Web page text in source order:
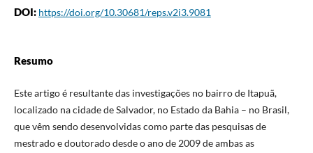
DOI: https://doi.org/10.30681/reps.v2i3.9081
Resumo
Este artigo é resultante das investigações no bairro de Itapuã,
localizado na cidade de Salvador, no Estado da Bahia – no Brasil,
que vêm sendo desenvolvidas como parte das pesquisas de
mestrado e doutorado desde o ano de 2009 de ambas as